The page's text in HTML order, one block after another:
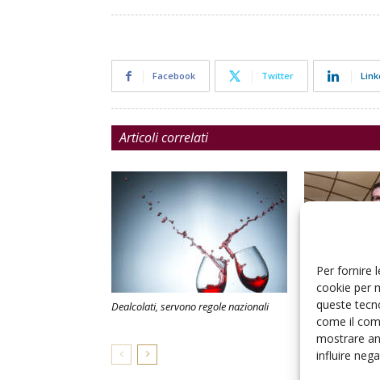
Per fornire
cookie per
queste
come il
mostrare
influire
Facebook Twitter
Articoli correlati
Dealcolati, servono regole nazionali
Respinto
carni e salumi